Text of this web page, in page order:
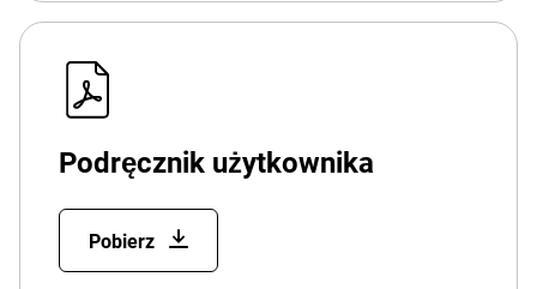
Podręcznik użytkownika
Pobierz